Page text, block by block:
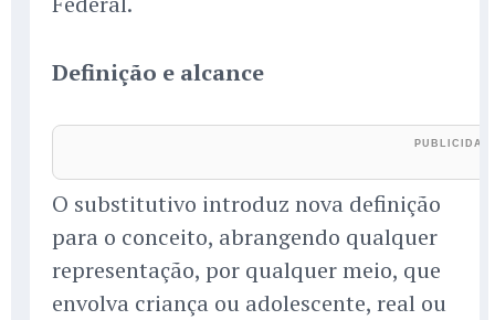
Definição e alcance
O substitutivo introduz nova definição
para o conceito, abrangendo qualquer
representação, por qualquer meio, que
envolva criança ou adolescente, real ou